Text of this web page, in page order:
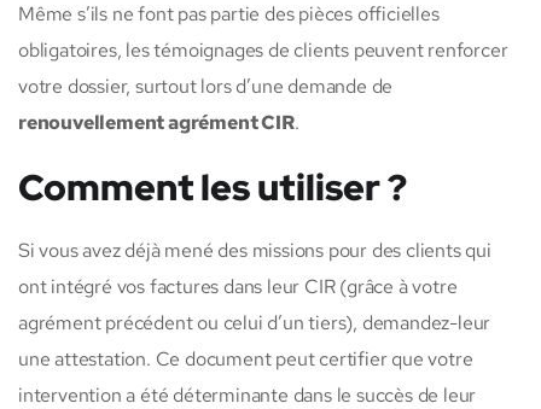
Même s’ils ne font pas partie des pièces officielles
obligatoires, les témoignages de clients peuvent renforcer
votre dossier, surtout lors d’une demande de
renouvellement agrément CIR.
Comment les utiliser ?
Si vous avez déjà mené des missions pour des clients qui
ont intégré vos factures dans leur CIR (grâce à votre
agrément précédent ou celui d’un tiers), demandez-leur
une attestation. Ce document peut certifier que votre
intervention a été déterminante dans le succès de leur